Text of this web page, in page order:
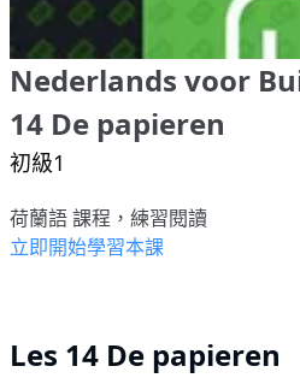
Nederlands voor
14 De papieren
初級1
荷蘭語 課程，練習閱讀
立即開始學習本課
Les 14 De papieren